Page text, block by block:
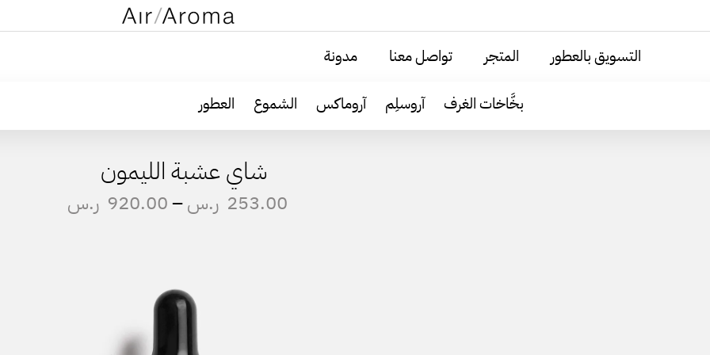
التسويق بالعطور المتجر
بخَّاخات الغرف آروسلِم آروماكس الشموع العطور
تواصل معنا مدونة
شاي عشبة الليمون
253.00 ر.س–
920.00 ر.س